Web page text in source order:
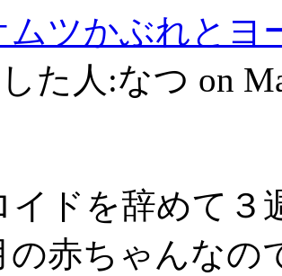
ムツかぶれとヨ
た人:なつ on
イドを辞めて３
の赤ちゃんなの